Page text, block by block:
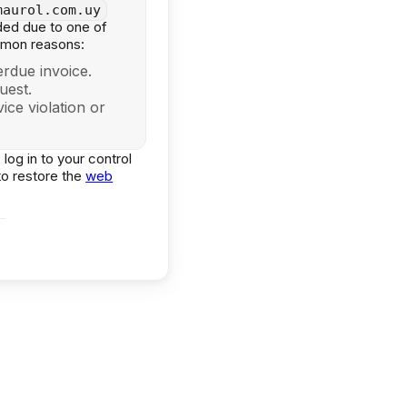
due to one of
reasons:
invoice.
violation or
in to your control
restore theweb